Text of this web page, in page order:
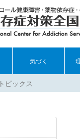
気づく
トピックス